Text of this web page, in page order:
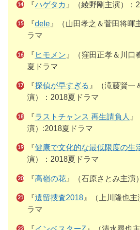
『ハゲタカ 』（綾野剛主演）：
『dele』（山田孝之＆菅田将暉
ラマ
『 ヒモメン 』（窪田正孝＆川口
夏ドラマ
『探偵が早すぎる 』（滝藤賢一
演）：2018夏ドラマ
『ラストチャンス 再生請負人
演）:2018夏ドラマ
『健康で文化的な最低限度の生
演）：2018夏ドラマ
『高嶺の花』（石原さとみ主演
『遺留捜査2018』（上川隆也主
ラマ